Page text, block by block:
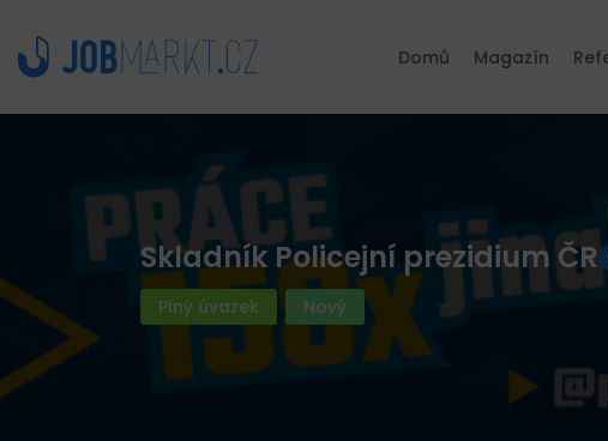
Domů Magazín
Skladník Policejní prezidium ČR
Plný úvazek Nový